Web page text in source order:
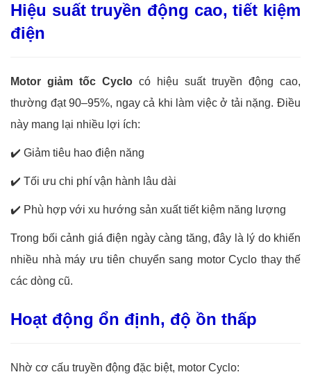
Hiệu suất truyền động cao, tiết kiệm
điện
Motor giảm tốc Cyclo có hiệu suất truyền động cao,
thường đạt 90–95%, ngay cả khi làm việc ở tải nặng. Điều
này mang lại nhiều lợi ích:
✔️ Giảm tiêu hao điện năng
✔️ Tối ưu chi phí vận hành lâu dài
✔️ Phù hợp với xu hướng sản xuất tiết kiệm năng lượng
Trong bối cảnh giá điện ngày càng tăng, đây là lý do khiến
nhiều nhà máy ưu tiên chuyển sang motor Cyclo thay thế
các dòng cũ.
Hoạt động ổn định, độ ồn thấp
Nhờ cơ cấu truyền động đặc biệt, motor Cyclo: